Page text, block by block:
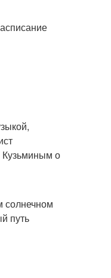
Кузьминым о
солнечном
путь